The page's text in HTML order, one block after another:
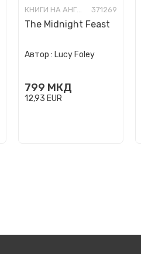
КНИГИ НА АНГЛИСКИ ЈАЗИК 371269
The Midnight Feast
Автор : Lucy Foley
799 МКД
12,93 EUR